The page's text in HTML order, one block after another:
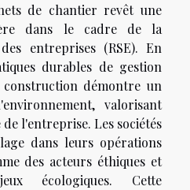
de chantier revêt une
dans le cadre de la
entreprises (RSE). En
durables de gestion
démontre un
valorisant
l'entreprise. Les sociétés
dans leurs opérations
des acteurs éthiques et
écologiques. Cette